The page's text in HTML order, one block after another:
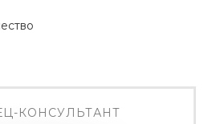
КОНСУЛЬТАНТ